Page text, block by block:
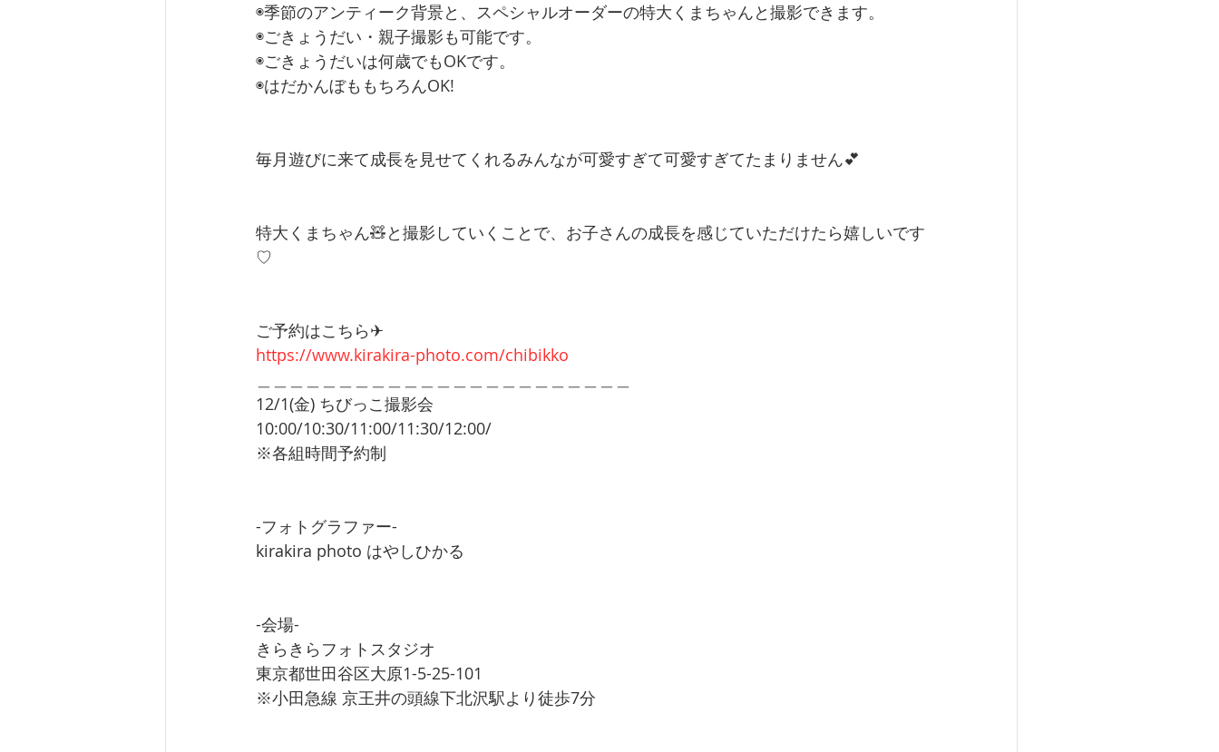
◉季節のアンティーク背景と、スペシャルオーダーの特大くまちゃんと撮影できます。
◉ごきょうだい・親子撮影も可能です。
◉ごきょうだいは何歳でもOKです。
◉はだかんぼももちろんOK!
毎月遊びに来て成長を見せてくれるみんなが可愛すぎて可愛すぎてたまりません💕
特大くまちゃん🧸と撮影していくことで、お子さんの成長を感じていただけたら嬉しいです
♡
ご予約はこちら✈︎
https://www.kirakira-photo.com/chibikko
12/1(金) ちびっこ撮影会
10:00/10:30/11:00/11:30/12:00/
※各組時間予約制
-フォトグラファー-
kirakira photo はやしひかる
-会場-
きらきらフォトスタジオ
東京都世田谷区大原1-5-25-101
※小田急線 京王井の頭線下北沢駅より徒歩7分